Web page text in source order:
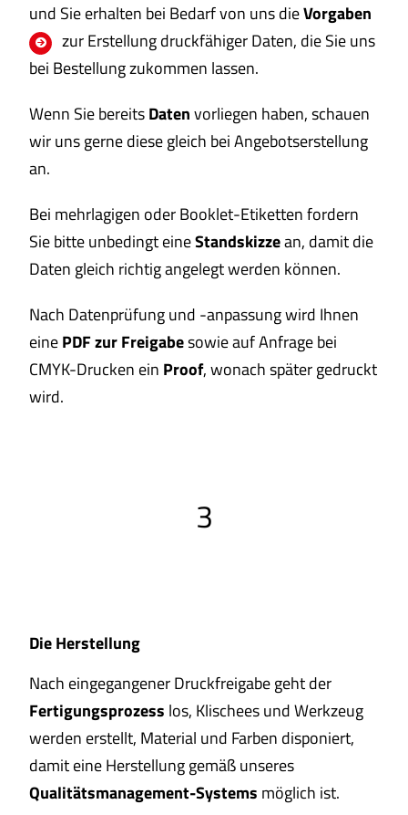
und Sie erhalten bei Bedarf von uns dieVorgaben
zur Erstellung druckfähiger Daten, die Sie uns
bei Bestellung zukommen lassen.
Wenn Sie bereitsDatenvorliegen haben, schauen
wir uns gerne diese gleich bei Angebotserstellung
an.
Bei mehrlagigen oder Booklet-Etiketten fordern
Sie bitte unbedingt eineStandskizzean, damit die
Daten gleich richtig angelegt werden können.
Nach Datenprüfung und -anpassung wird Ihnen
einePDF zur Freigabesowie auf Anfrage bei
CMYK-Drucken ein Proof, wonach später gedruckt
wird.
3
Die Herstellung
Nach eingegangener Druckfreigabe geht der
Fertigungsprozess los, Klischees und Werkzeug
werden erstellt, Material und Farben disponiert,
damit eine Herstellung gemäß unseres
Qualitätsmanagement-Systems möglich ist.